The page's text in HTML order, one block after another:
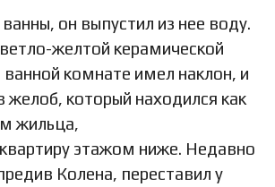
он выпустил из нее воду.
желтой керамической
ванной комнате имел наклон, и
желоб, который находился как
жильца,
этажом ниже. Недавно
Колена, переставил у